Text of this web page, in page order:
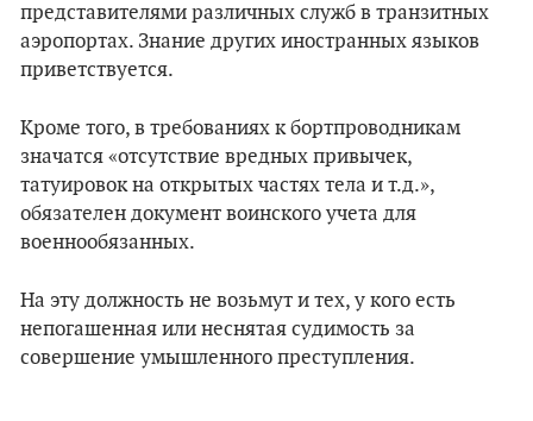
представителями различных служб в транзитных
аэропортах. Знание других иностранных языков
приветствуется.
Кроме того, в требованиях к бортпроводникам
значатся «отсутствие вредных привычек,
татуировок на открытых частях тела и т.д.»,
обязателен документ воинского учета для
военнообязанных.
На эту должность не возьмут и тех, у кого есть
непогашенная или неснятая судимость за
совершение умышленного преступления.